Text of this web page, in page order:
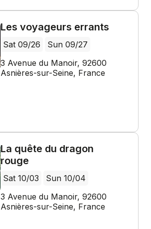
Les voyageurs errants
Sat 09/26
Sun 09/27
3 Avenue du Manoir, 92600
Asnières-sur-Seine, France
La quête du dragon
rouge
Sat 10/03
Sun 10/04
3 Avenue du Manoir, 92600
Asnières-sur-Seine, France